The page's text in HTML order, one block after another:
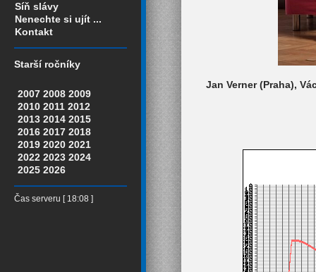
Síň slávy
Nenechte si ujít ...
Kontakt
Starší ročníky
2007 2008 2009
2010 2011 2012
2013 2014 2015
2016 2017 2018
2019 2020 2021
2022 2023 2024
2025 2026
Čas serveru [ 18:08 ]
Jan Verner (Praha),